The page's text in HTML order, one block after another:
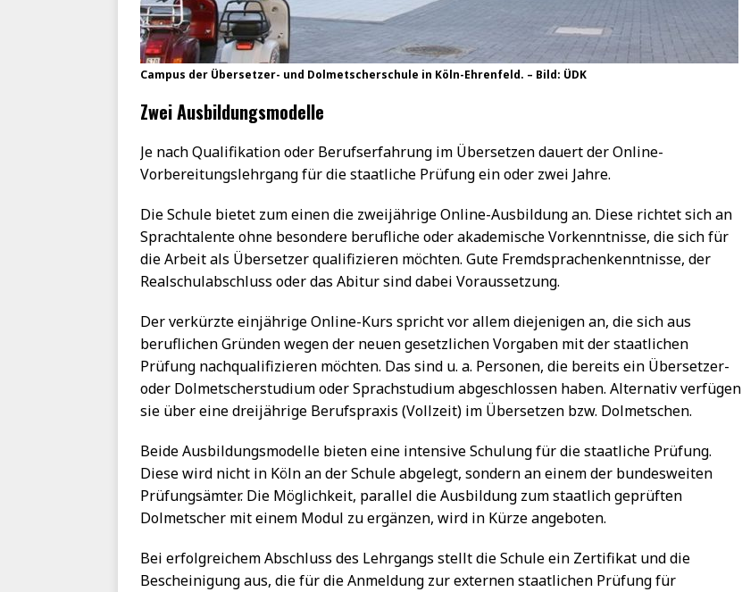
Campus der Übersetzer- und Dolmetscherschule in Köln-Ehrenfeld. – Bild: ÜDK
Zwei Ausbildungsmodelle
Je nach Qualifikation oder Berufserfahrung im Übersetzen dauert der Online-
Vorbereitungslehrgang für die staatliche Prüfung ein oder zwei Jahre.
Die Schule bietet zum einen die zweijährige Online-Ausbildung an. Diese richtet sich an
Sprachtalente ohne besondere berufliche oder akademische Vorkenntnisse, die sich für
die Arbeit als Übersetzer qualifizieren möchten. Gute Fremdsprachenkenntnisse, der
Realschulabschluss oder das Abitur sind dabei Voraussetzung.
Der verkürzte einjährige Online-Kurs spricht vor allem diejenigen an, die sich aus
beruflichen Gründen wegen der neuen gesetzlichen Vorgaben mit der staatlichen
Prüfung nachqualifizieren möchten. Das sind u. a. Personen, die bereits ein Übersetzer-
oder Dolmetscherstudium oder Sprachstudium abgeschlossen haben. Alternativ verfügen
sie über eine dreijährige Berufspraxis (Vollzeit) im Übersetzen bzw. Dolmetschen.
Beide Ausbildungsmodelle bieten eine intensive Schulung für die staatliche Prüfung.
Diese wird nicht in Köln an der Schule abgelegt, sondern an einem der bundesweiten
Prüfungsämter. Die Möglichkeit, parallel die Ausbildung zum staatlich geprüften
Dolmetscher mit einem Modul zu ergänzen, wird in Kürze angeboten.
Bei erfolgreichem Abschluss des Lehrgangs stellt die Schule ein Zertifikat und die
Bescheinigung aus, die für die Anmeldung zur externen staatlichen Prüfung für